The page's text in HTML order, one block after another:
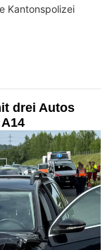
Kantonspolizei
drei Autos